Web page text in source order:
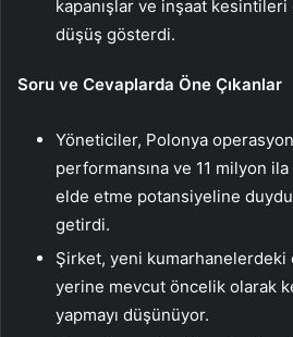
kapanışlar ve inşaat
düşüş gösterdi.
Soru ve Cevaplarda Öne Çıkanlar
Yöneticiler, Polonya
performansına ve 11 milyon
elde etme potansiyeline
getirdi.
Şirket, yeni kumarhanelerdeki
yerine mevcut öncelik olarak
yapmayı düşünüyor.